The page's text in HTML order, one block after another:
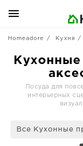
Homeadore Кухня
Посуда для
интерьерных
Все Кухонные